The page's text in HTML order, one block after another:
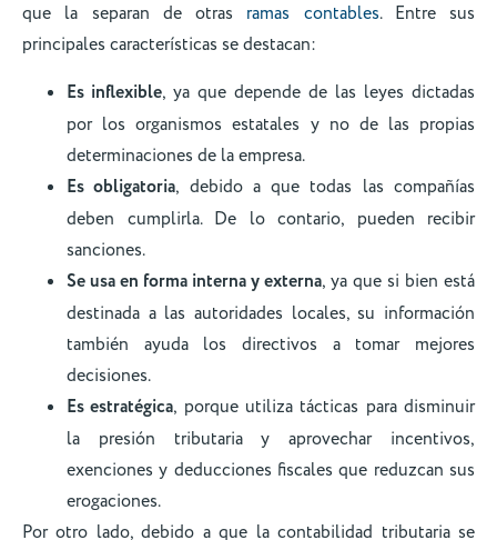
que la separan de otras ramas contables. Entre sus
principales características se destacan:
Es inflexible, ya que depende de las leyes dictadas
por los organismos estatales y no de las propias
determinaciones de la empresa.
Es obligatoria, debido a que todas las compañías
deben cumplirla. De lo contario, pueden recibir
sanciones.
Se usa en forma interna y externa, ya que si bien está
destinada a las autoridades locales, su información
también ayuda los directivos a tomar mejores
decisiones.
Es estratégica, porque utiliza tácticas para disminuir
la presión tributaria y aprovechar incentivos,
exenciones y deducciones fiscales que reduzcan sus
erogaciones.
Por otro lado, debido a que la contabilidad tributaria se